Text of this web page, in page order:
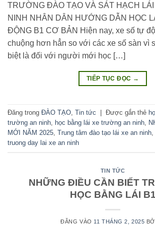
TRƯỜNG ĐÀO TẠO VÀ SÁT HẠCH
NINH NHÂN DÂN HƯỚNG DẪN HỌC
ĐỘNG B1 CƠ BẢN Hiện nay, xe số tự
chuộng hơn hẳn so với các xe số sàn vì
biệt là đối với người mới học […]
TIẾP TỤC ĐỌC →
Đăng trong ĐÀO TẠO, Tin tức Được gắn thẻ
trường an ninh, học bằng lái xe trường an ninh,
MỚI NĂM 2025, Trung tâm đào tạo lái xe an ninh,
truong day lai xe an ninh
TIN TỨC
NHỮNG ĐIỀU CẦN BIẾT
HỌC BẰNG LÁI B1
ĐĂNG VÀO 11 THÁNG 2, 2025